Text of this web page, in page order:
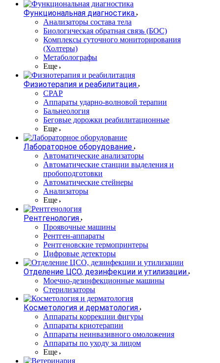
Функциональная диагностика
Анализаторы состава тела
Биологическая обратная связь (БОС)
Комплексы суточного мониторирования
(Холтеры)
Метаболографы
Еще
Физиотерапия и реабилитация
CPAP
Аппараты ударно-волновой терапии
Бальнеология
Беговые дорожки реабилитационные
Еще
Лабораторное оборудование
Автоматические анализаторы
Автоматические станции выделения и
пробоподготовки
Автоматические стейнеры
Анализаторы
Еще
Рентгенология
Проявочные машины
Рентген-аппараты
Рентгеновские термопринтеры
Цифровые детекторы
Отделение ЦСО, дезинфекции и утилизации
Моечно-дезинфекционные машины
Стерилизаторы
Косметология и дерматология
Аппараты коррекции фигуры
Аппараты криотерапии
Аппараты неинвазивного омоложения
Аппараты по уходу за лицом
Еще